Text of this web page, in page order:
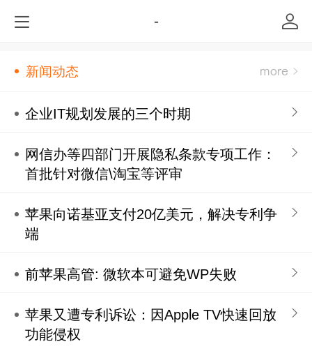
-
新闻动态
企业IT规划发展的三个时期
网信办等四部门开展隐私条款专项工作：
首批针对微信\淘宝等评审
苹果向诺基亚支付20亿美元，解决专利争
端
前苹果高管: 微软本可避免WP失败
苹果又遭专利诉讼：因Apple TV快速回放
功能侵权